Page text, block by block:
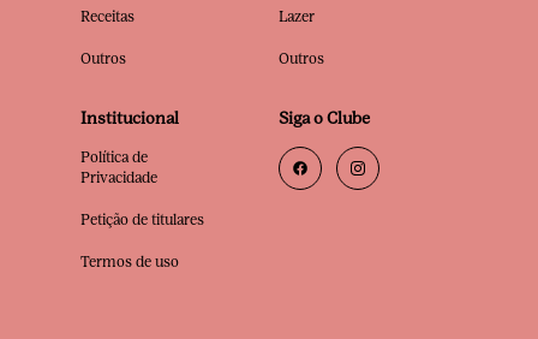
Receitas
Outros
Lazer
Outros
Institucional
Política de
Privacidade
Petição de titulares
Termos de uso
Siga o Clube